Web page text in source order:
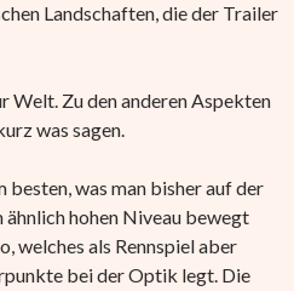
Landschaften, die der Trailer
Welt. Zu den anderen Aspekten
was sagen.
besten, was man bisher auf der
ähnlich hohen Niveau bewegt
welches als Rennspiel aber
bei der Optik legt. Die